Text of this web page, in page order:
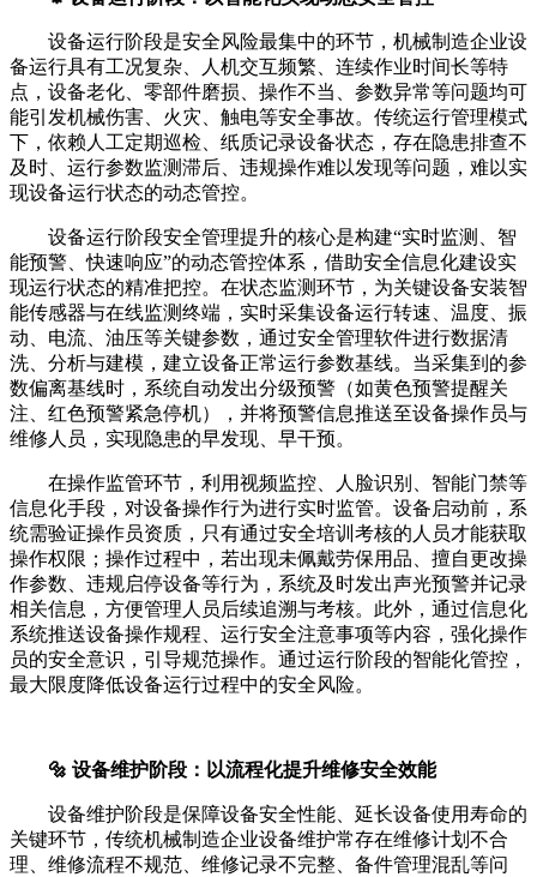
设备运行阶段是安全风险最集中的环节，机械制造企业设
备运行具有工况复杂、人机交互频繁、连续作业时间长等特
点，设备老化、零部件磨损、操作不当、参数异常等问题均可
能引发机械伤害、火灾、触电等安全事故。传统运行管理模式
下，依赖人工定期巡检、纸质记录设备状态，存在隐患排查不
及时、运行参数监测滞后、违规操作难以发现等问题，难以实
现设备运行状态的动态管控。
设备运行阶段安全管理提升的核心是构建“实时监测、智
能预警、快速响应”的动态管控体系，借助安全信息化建设实
现运行状态的精准把控。在状态监测环节，为关键设备安装智
能传感器与在线监测终端，实时采集设备运行转速、温度、振
动、电流、油压等关键参数，通过安全管理软件进行数据清
洗、分析与建模，建立设备正常运行参数基线。当采集到的参
数偏离基线时，系统自动发出分级预警（如黄色预警提醒关
注、红色预警紧急停机），并将预警信息推送至设备操作员与
维修人员，实现隐患的早发现、早干预。
在操作监管环节，利用视频监控、人脸识别、智能门禁等
信息化手段，对设备操作行为进行实时监管。设备启动前，系
统需验证操作员资质，只有通过安全培训考核的人员才能获取
操作权限；操作过程中，若出现未佩戴劳保用品、擅自更改操
作参数、违规启停设备等行为，系统及时发出声光预警并记录
相关信息，方便管理人员后续追溯与考核。此外，通过信息化
系统推送设备操作规程、运行安全注意事项等内容，强化操作
员的安全意识，引导规范操作。通过运行阶段的智能化管控，
最大限度降低设备运行过程中的安全风险。
🔩 设备维护阶段：以流程化提升维修安全效能
设备维护阶段是保障设备安全性能、延长设备使用寿命的
关键环节，传统机械制造企业设备维护常存在维修计划不合
理、维修流程不规范、维修记录不完整、备件管理混乱等问